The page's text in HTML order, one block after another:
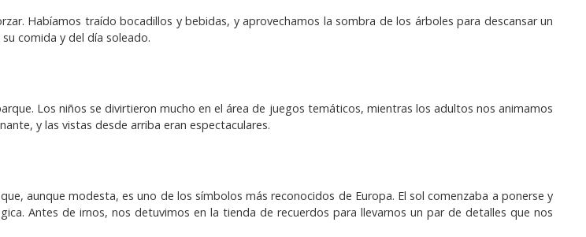
Habíamos traído bocadillos y bebidas, y aprovechamos la sombra de los árboles para descansar un
comida y del día soleado.
Los niños se divirtieron mucho en el área de juegos temáticos, mientras los adultos nos animamos
y las vistas desde arriba eran espectaculares.
aunque modesta, es uno de los símbolos más reconocidos de Europa. El sol comenzaba a ponerse y
Antes de irnos, nos detuvimos en la tienda de recuerdos para llevarnos un par de detalles que nos